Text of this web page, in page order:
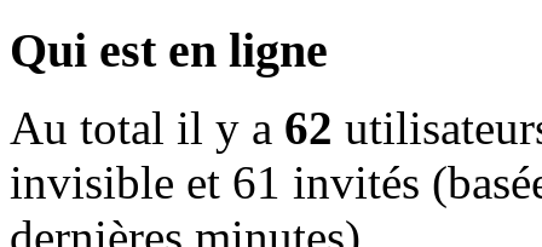
Qui est en ligne
Au total il y a 62
invisible et 61 invités